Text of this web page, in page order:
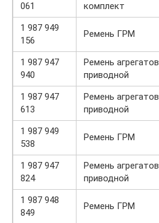
061
комплект
1 987 949
156
Ремень ГРМ
1 987 947
940
Ремень агрегатов
приводной
1 987 947
613
Ремень агрегатов
приводной
1 987 949
538
Ремень ГРМ
1 987 947
824
Ремень агрегатов
приводной
1 987 948
849
Ремень ГРМ